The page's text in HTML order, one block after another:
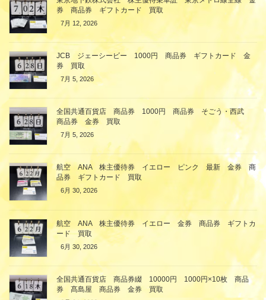
券 商品券 ギフトカード 買取
7月 12, 2026
JCB ジェーシービー 1000円 商品券 ギフトカード 金
券 買取
7月 5, 2026
全国共通百貨店 商品券 1000円 商品券 そごう・西武
商品券 金券 買取
7月 5, 2026
航空 ANA 株主優待券 イエロー ピンク 最新 金券 商
品券 ギフトカード 買取
6月 30, 2026
航空 ANA 株主優待券 イエロー 金券 商品券 ギフトカ
ード 買取
6月 30, 2026
全国共通百貨店 商品券綴 10000円 1000円×10枚 商品
券 髙島屋 商品券 金券 買取